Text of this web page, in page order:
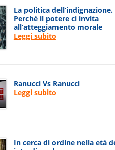
La politica dell’indignazione.
Perché il potere ci invita
all’atteggiamento morale
Leggi subito
Ranucci Vs Ranucci
Leggi subito
In cerca di ordine nella età